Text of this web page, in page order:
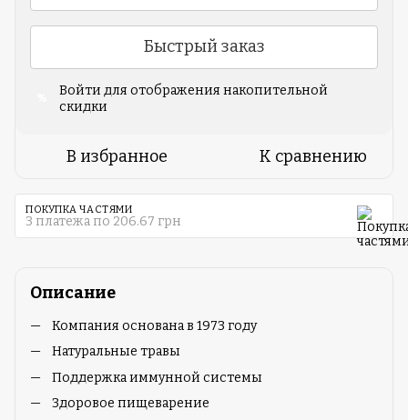
Быстрый заказ
Войти для отображения накопительной
скидки
В избранное К сравнению
ПОКУПКА ЧАСТЯМИ
3 платежа по 206.67 грн
Описание
Компания основана в 1973 году
Натуральные травы
Поддержка иммунной системы
Здоровое пищеварение